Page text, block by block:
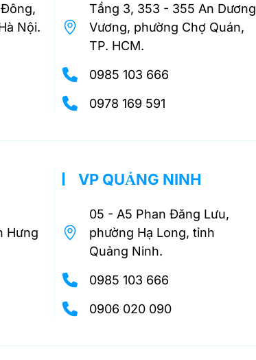
Nội.
Tầng 3, 353 - 355 An Dương
Vương, phường Chợ Quán,
TP. HCM.
0985 103 666
0978 169 591
Hưng
VP QUẢNG NINH
05 - A5 Phan Đăng Lưu,
phường Hạ Long, tỉnh
Quảng Ninh.
0985 103 666
0906 020 090